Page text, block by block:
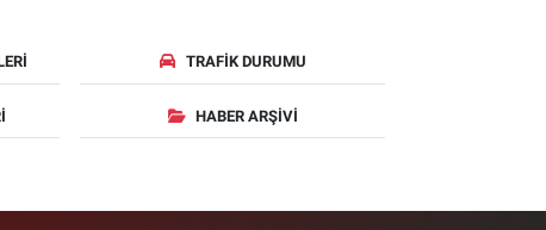
TRAFIK DURUMU
HABER ARŞIVI